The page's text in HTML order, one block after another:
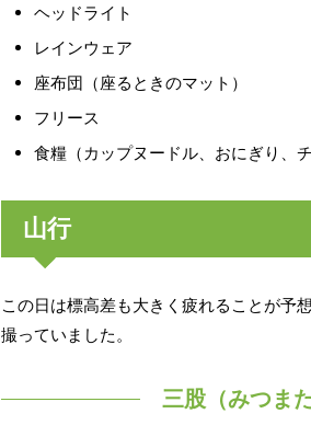
ヘッドライト
レインウェア
座布団（座るときのマット）
フリース
食糧（カップヌードル、おにぎり、
山行
この日は標高差も大きく疲れることが予
撮っていました。
三股（みつま